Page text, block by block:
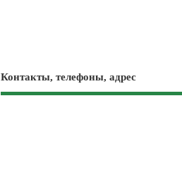
Контакты, телефоны, адрес